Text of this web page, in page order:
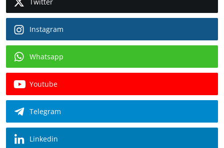
Twitter
Instagram
Whatsapp
Youtube
Telegram
Linkedin